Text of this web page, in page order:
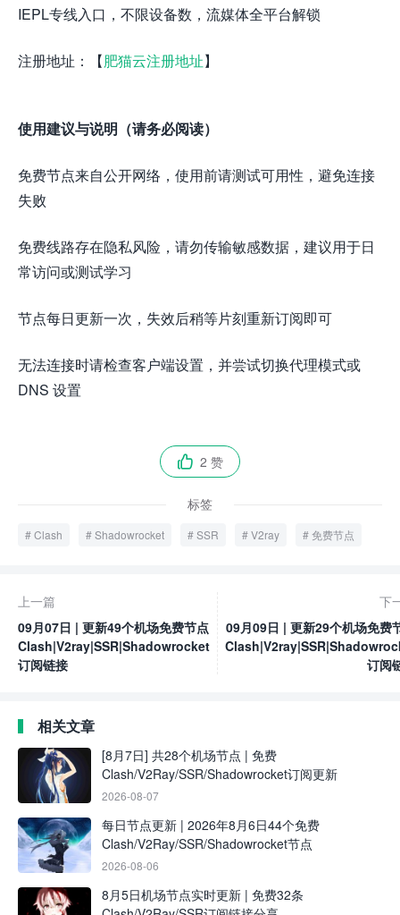
IEPL专线入口，不限设备数，流媒体全平台解锁
注册地址：【肥猫云注册地址】
使用建议与说明（请务必阅读）
免费节点来自公开网络，使用前请测试可用性，避免连接
失败
免费线路存在隐私风险，请勿传输敏感数据，建议用于日
常访问或测试学习
节点每日更新一次，失效后稍等片刻重新订阅即可
无法连接时请检查客户端设置，并尝试切换代理模式或
DNS 设置
 2 赞
标签
Clash Shadowrocket SSR V2ray 免费节点
上一篇
09月07日 | 更新49个机场免费节点
Clash|V2ray|SSR|Shadowrocket
订阅链接
下
09月09日 | 更新29个机场免费
订阅
相关文章
[8月7日] 共28个机场节点 | 免费
Clash/V2Ray/SSR/Shadowrocket订阅更新
2026-08-07
每日节点更新 | 2026年8月6日44个免费
Clash/V2Ray/SSR/Shadowrocket节点
2026-08-06
8月5日机场节点实时更新 | 免费32条